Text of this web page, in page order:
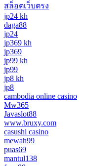
สล็อตเว็บตรง
jp24 kh
daga88
jp24
jp369 kh
jp369
jp99 kh
jp99
jp8 kh
jp8
cambodia online casino
Mw365
Javaslot88
www.bruxy.com
casushi casino
mewah99
puas69
mantul138